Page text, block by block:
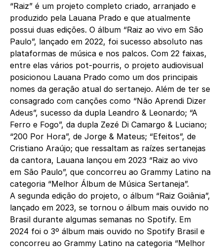
“Raiz” é um projeto completo criado, arranjado e
produzido pela Lauana Prado e que atualmente
possui duas edições. O álbum “Raiz ao vivo em São
Paulo”, lançado em 2022, foi sucesso absoluto nas
plataformas de música e nos palcos. Com 22 faixas,
entre elas vários pot-pourris, o projeto audiovisual
posicionou Lauana Prado como um dos principais
nomes da geração atual do sertanejo. Além de ter se
consagrado com canções como “Não Aprendi Dizer
Adeus”, sucesso da dupla Leandro & Leonardo; “A
Ferro e Fogo”, da dupla Zezé Di Camargo & Luciano;
“200 Por Hora”, de Jorge & Mateus; “Efeitos”, de
Cristiano Araújo; que ressaltam as raízes sertanejas
da cantora, Lauana lançou em 2023 “Raiz ao vivo
em São Paulo”, que concorreu ao Grammy Latino na
categoria “Melhor Álbum de Música Sertaneja”.
A segunda edição do projeto, o álbum “Raiz Goiânia”,
lançado em 2023, se tornou o álbum mais ouvido no
Brasil durante algumas semanas no Spotify. Em
2024 foi o 3º álbum mais ouvido no Spotify Brasil e
concorreu ao Grammy Latino na categoria “Melhor